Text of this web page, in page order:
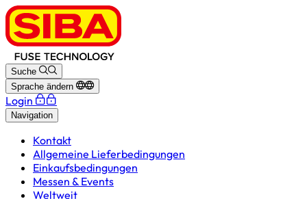
Suche
Sprache ändern
Login
Navigation
Kontakt
Allgemeine Lieferbedingungen
Einkaufsbedingungen
Messen & Events
Weltweit